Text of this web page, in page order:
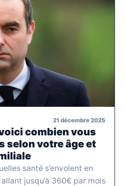
21 décembre 2025
combien vous
selon votre âge et
santé s’envolent en
jusqu’à 360€ par mois